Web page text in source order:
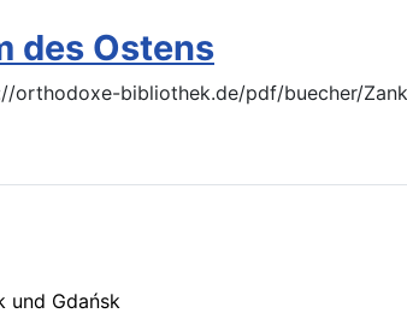
und Gdańsk
des Ostens
orthodoxe-bibliothek.de/pdf/buecher/